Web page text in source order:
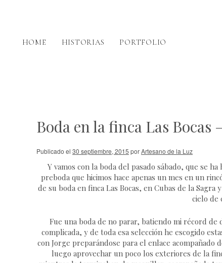
HOME HISTORIAS PORTFOLIO
Boda en la finca Las Bocas
Publicado el 30 septiembre, 2015 porArtesano de la Luz
Y vamos con la boda del pasado sábado, que se
preboda que hicimos hace apenas un mes en un
de su boda en finca Las Bocas, en Cubas de la
cielo de
Fue una boda de no parar, batiendo mi récord
complicada, y de toda esa selección he escogido
con Jorge preparándose para el enlace acompañado
luego aprovechar un poco los exteriores de la